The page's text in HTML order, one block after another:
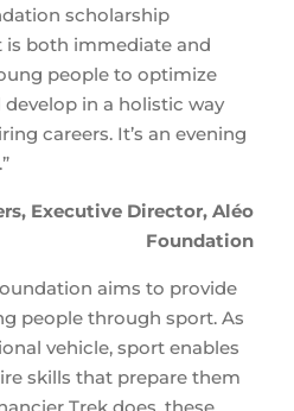
scholarship
is both immediate and
people to optimize
in a holistic way
careers. It’s an evening
Executive Director, Aléo
Foundation
aims to provide
people through sport. As
vehicle, sport enables
skills that prepare them